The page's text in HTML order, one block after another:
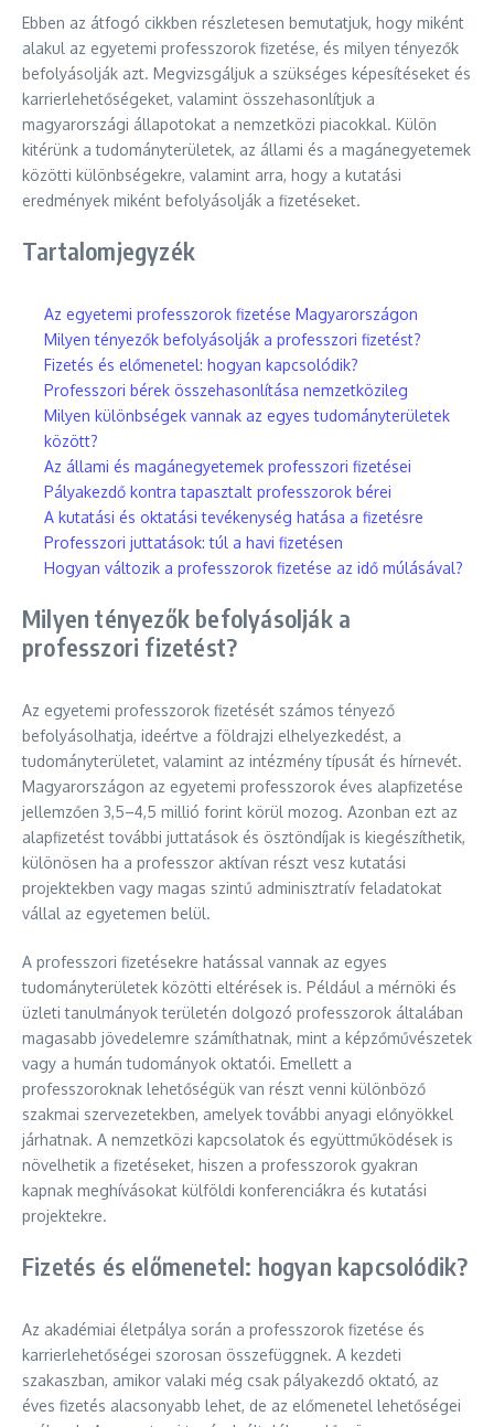
Ebben az átfogó cikkben részletesen bemutatjuk, hogy miként
alakul az egyetemi professzorok fizetése, és milyen tényezők
befolyásolják azt. Megvizsgáljuk a szükséges képesítéseket és
karrierlehetőségeket, valamint összehasonlítjuk a
magyarországi állapotokat a nemzetközi piacokkal. Külön
kitérünk a tudományterületek, az állami és a magánegyetemek
közötti különbségekre, valamint arra, hogy a kutatási
eredmények miként befolyásolják a fizetéseket.
Tartalomjegyzék
Az egyetemi professzorok fizetése Magyarországon
Milyen tényezők befolyásolják a professzori fizetést?
Fizetés és előmenetel: hogyan kapcsolódik?
Professzori bérek összehasonlítása nemzetközileg
Milyen különbségek vannak az egyes tudományterületek
között?
Az állami és magánegyetemek professzori fizetései
Pályakezdő kontra tapasztalt professzorok bérei
A kutatási és oktatási tevékenység hatása a fizetésre
Professzori juttatások: túl a havi fizetésen
Hogyan változik a professzorok fizetése az idő múlásával?
Milyen tényezők befolyásolják a
professzori fizetést?
Az egyetemi professzorok fizetését számos tényező
befolyásolhatja, ideértve a földrajzi elhelyezkedést, a
tudományterületet, valamint az intézmény típusát és hírnevét.
Magyarországon az egyetemi professzorok éves alapfizetése
jellemzően 3,5–4,5 millió forint körül mozog. Azonban ezt az
alapfizetést további juttatások és ösztöndíjak is kiegészíthetik,
különösen ha a professzor aktívan részt vesz kutatási
projektekben vagy magas szintű adminisztratív feladatokat
vállal az egyetemen belül.
A professzori fizetésekre hatással vannak az egyes
tudományterületek közötti eltérések is. Például a mérnöki és
üzleti tanulmányok területén dolgozó professzorok általában
magasabb jövedelemre számíthatnak, mint a képzőművészetek
vagy a humán tudományok oktatói. Emellett a
professzoroknak lehetőségük van részt venni különböző
szakmai szervezetekben, amelyek további anyagi előnyökkel
járhatnak. A nemzetközi kapcsolatok és együttműködések is
növelhetik a fizetéseket, hiszen a professzorok gyakran
kapnak meghívásokat külföldi konferenciákra és kutatási
projektekre.
Fizetés és előmenetel: hogyan kapcsolódik?
Az akadémiai életpálya során a professzorok fizetése és
karrierlehetőségei szorosan összefüggnek. A kezdeti
szakaszban, amikor valaki még csak pályakezdő oktató, az
éves fizetés alacsonyabb lehet, de az előmenetel lehetőségei